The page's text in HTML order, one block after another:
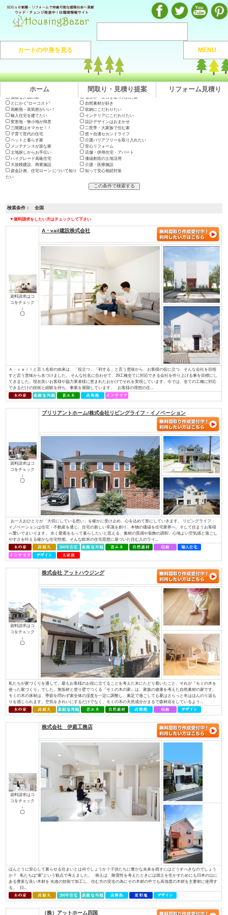
カートの中身を見る MENU
ホーム 間取り・見積り提案 リフォーム見積り
注文住宅のマンガや施工実例、動画を見ながら地域の優良工務店が探せるハウジングバザール
注文住宅HOME> 地域から捜す >全国
出展会社一覧
テーマで絞り込む
木の家に住みたい 地震に強い高耐久の家
長期優良住宅・200年住宅
やっぱり"和"が好き
素敵な外観の家
省エネ・エコを取り入れた家
とにかく"ローコスト"
高断熱・高気密がいい！
設計デザインはおまかせ
子育て世代の住宅
メンテナンスが楽な家
安心リフォーム
土地探しからお手伝い
店舗・併用住宅・アパート
ハイグレード高級住宅
価値創造の土地活用
介護・医療施設
資金計画、住宅ローン について知り
知って安心相続対策
検索条件： 全国
資料請求はコ
コをチェック
Ａ・ｖａｉｌと言う名前の由来は、「役立つ」「利する」と言う意味から
すと言う意味から名づけました。 そんな社名に合わせて、29工種全てに対
てきました。現在良いお客様や協力業者様に恵まれたおかげでそれを実現
できるだけの技術と経験を持ち、事業を展開しています。 お客様の理想の
資料請求はコ
コをチェック
ブリリアントホーム/株式会社リビングライフ
お一人おひとりが「大切にしている想い」を確かに受け止め、心を込めて
イノベーションは住宅・不動産を通じ、住宅の新しい常識を創り、本物の
へ繋いでまいります。 永く愛着をもって暮らしたいと思える、素材の質感
やすさを叶える確かな住宅性能。そんな欧⽶の住宅思想に基づいた住む⼈の
株式会社 アットハウジング